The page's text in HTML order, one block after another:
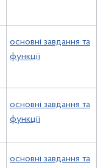
основні завдання та
функції
основні завдання та
функції
основні завдання та